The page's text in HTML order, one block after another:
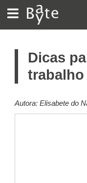
BATE
BYTE
Dicas
trabalho
Autora: Elisabete do